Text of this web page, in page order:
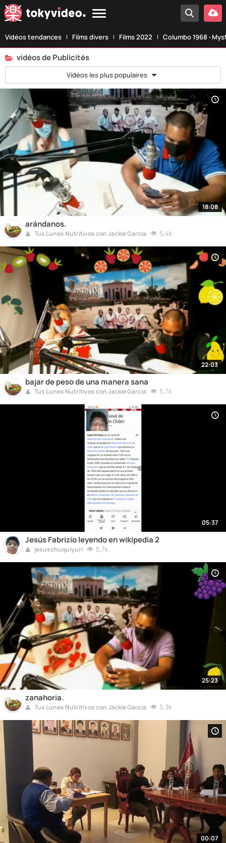
Vidéos tendances Films divers Films 2022 Columbo 1968 ‧
vidéos de Publicités
Vidéos les plus populaires
18:08
arándanos.
Tus Lunes Nutritivos con Jackie Garcia 5,4k
22:03
bajar de peso de una manera sana
Tus Lunes Nutritivos con Jackie Garcia 5,7k
05:37
Jesús Fabrizio leyendo en wikipedia 2
jesuschuquiyuri 5,7k
25:23
zanahoria.
Tus Lunes Nutritivos con Jackie Garcia 5,3k
00:07